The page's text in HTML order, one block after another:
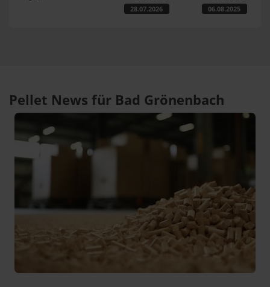
28.07.2026 06.08.2025
Pellet News für Bad Grönenbach